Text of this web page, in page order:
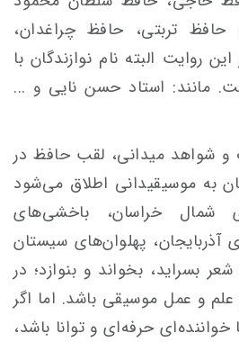
تربتی، حافظ چراغدان،
روایت البته نام نوازندگان با
مانند: استاد حسن نایی و ...
و شواهد میدانی، لقب حافظ در
به موسیقیدانی اطلاق می‌شود
شمال خراسان، باخشی‌های
آذربایجان، پهلوان‌های سیستان
بسراید، بخواند و بنوازد؛ در
و عمل موسیقی باشد. اما اگر
حرفه‌ای و توانا باشد،